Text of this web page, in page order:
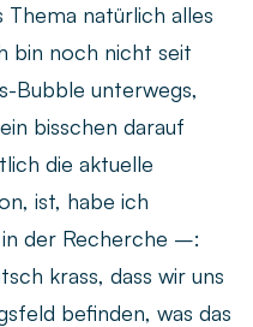
Thema natürlich alles
bin noch nicht seit
Bubble unterwegs,
bisschen darauf
die aktuelle
ist, habe ich
der Recherche –:
krass, dass wir uns
befinden, was das